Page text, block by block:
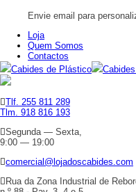
Envie email para
Loja
Quem Somos
Contactos
Cabides de Plástico
Tlf. 255 811 289
Tlm. 918 816 193
Segunda — Sexta,
9:00 — 19:00
comercial@lojadoscabides.com
Rua da Zona Industrial de